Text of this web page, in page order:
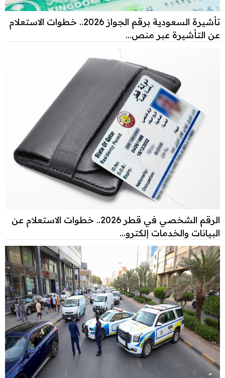
تأشيرة السعودية برقم الجواز 2026.. خطوات الاستعلام
عن التأشيرة عبر منص...
الرقم الشخصي في قطر 2026.. خطوات الاستعلام عن
البيانات والخدمات إلكترو...